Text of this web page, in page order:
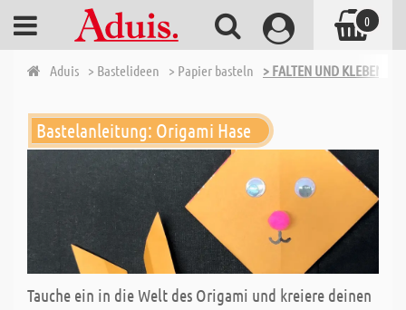
Aduis > Bastelideen > Papier basteln > FALTEN UND KLEBEN
Bastelanleitung: Origami Hase
Tauche ein in die Welt des Origami und kreiere deinen
0